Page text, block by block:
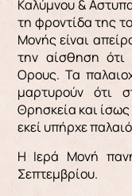
Καλύμνου &
τη φροντίδα της
Μονής είναι
την αίσθηση ότι
Ορους. Τα
μαρτυρούν ότι
Θρησκεία και ίσως
εκεί υπήρχε
Η Ιερά Μονή
Σεπτεμβρίου.